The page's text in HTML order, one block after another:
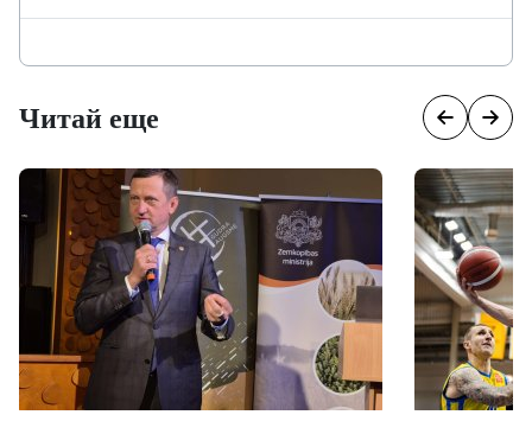
Читай еще